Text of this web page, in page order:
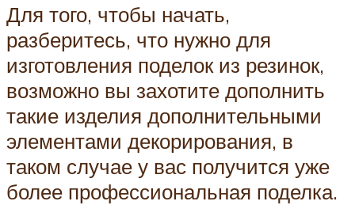
Для того, чтобы начать,
разберитесь, что нужно для
изготовления поделок из резинок,
возможно вы захотите дополнить
такие изделия дополнительными
элементами декорирования, в
таком случае у вас получится уже
более профессиональная поделка.